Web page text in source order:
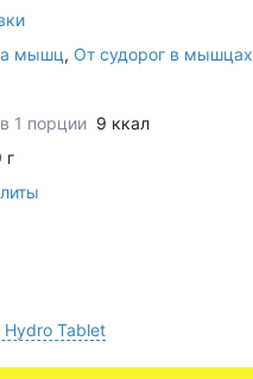
мышц, От судорог в мышцах
1 порции 9 ккал
г
Tablet